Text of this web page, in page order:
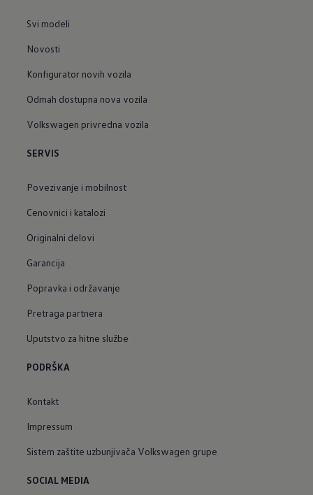
Svi modeli
Novosti
Konfigurator novih vozila
Odmah dostupna nova vozila
Volkswagen privredna vozila
SERVIS
Povezivanje i mobilnost
Cenovnici i katalozi
Originalni delovi
Garancija
Popravka i održavanje
Pretraga partnera
Uputstvo za hitne službe
PODRŠKA
Kontakt
Impressum
Sistem zaštite uzbunjivača Volkswagen grupe
SOCIAL MEDIA